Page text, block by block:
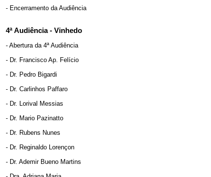
- Encerramento da Audiência
4ª Audiência - Vinhedo
- Abertura da 4ª Audiência
- Dr. Francisco Ap. Felício
- Dr. Pedro Bigardi
- Dr. Carlinhos Paffaro
- Dr. Lorival Messias
- Dr. Mario Pazinatto
- Dr. Rubens Nunes
- Dr. Reginaldo Lorençon
- Dr. Ademir Bueno Martins